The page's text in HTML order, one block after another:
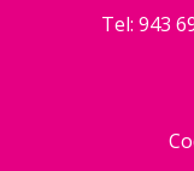
Tel: 943